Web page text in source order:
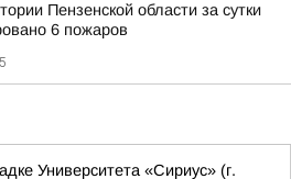
Пензенской области за сутки
6 пожаров
Университета «Сириус» (г.